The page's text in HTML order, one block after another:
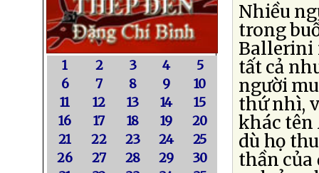
1 2 3 4
5
6
7 8 9
10
11
12 13 14
15
16
17 18 19
20
21
22 23 24
25
26
27 28 29
30
Nhiều
trong
Ballerini
tất cả
người
thứ nhì,
khác tên
dù họ
thần của